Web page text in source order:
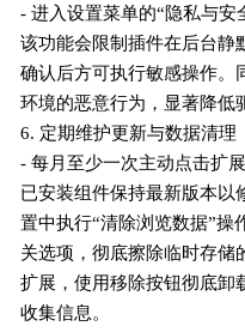
- 进入设置菜单的“隐私与安
该功能会限制插件在后台静
确认后方可执行敏感操作。
环境的恶意行为，显著降低
6. 定期维护更新与数据清理
- 每月至少一次主动点击扩
已安装组件保持最新版本以
置中执行“清除浏览数据”操
关选项，彻底擦除临时存储
扩展，使用移除按钮彻底卸
收集信息。